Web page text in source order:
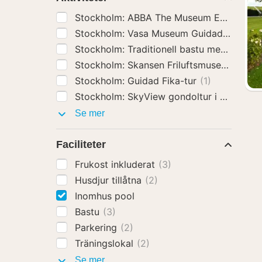
Stockholm: ABBA The Museum
Stockholm: Vasa Museum Guidad tur Inc
Stockholm: Traditionell bastu med Polar
Stockholm: Skansen Friluftsmuseum
Stockholm: Guidad Fika-tur (1)
Stockholm: SkyView gondoltur i glas
Se merAktiviteter
Faciliteter
Frukost inkluderat (3)
Husdjur tillåtna (2)
Inomhus pool
Bastu (3)
Parkering (2)
Träningslokal (2)
Se merFaciliteter